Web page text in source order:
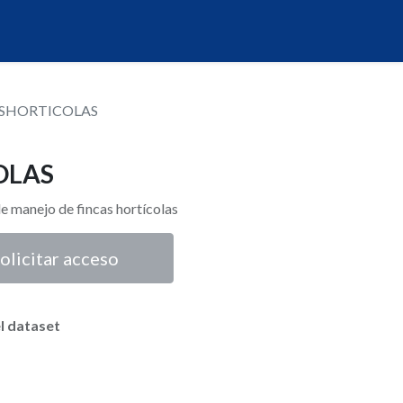
manejo de fincas hortícolas
acceso
dataset